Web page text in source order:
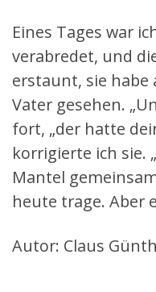
Eines Tages war
verabredet, und
erstaunt, sie habe
Vater gesehen.
fort, „der hatte
korrigierte ich sie.
Mantel
heute trage. Aber
Autor: Claus